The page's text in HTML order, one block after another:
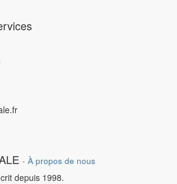
- À propos de nous
depuis 1998.